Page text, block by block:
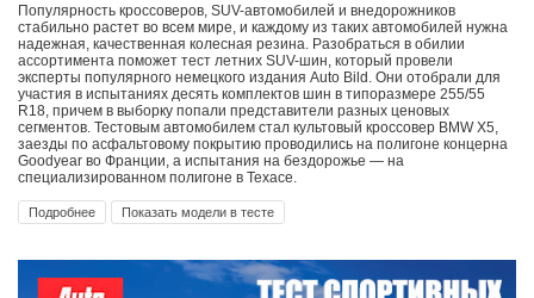
Популярность кроссоверов, SUV-автомобилей и внедорожников
стабильно растет во всем мире, и каждому из таких автомобилей нужна
надежная, качественная колесная резина. Разобраться в обилии
ассортимента поможет тест летних SUV-шин, который провели
эксперты популярного немецкого издания Auto Bild. Они отобрали для
участия в испытаниях десять комплектов шин в типоразмере 255/55
R18, причем в выборку попали представители разных ценовых
сегментов. Тестовым автомобилем стал культовый кроссовер BMW X5,
заезды по асфальтовому покрытию проводились на полигоне концерна
Goodyear во Франции, а испытания на бездорожье — на
специализированном полигоне в Техасе.
Подробнее Показать модели в тесте